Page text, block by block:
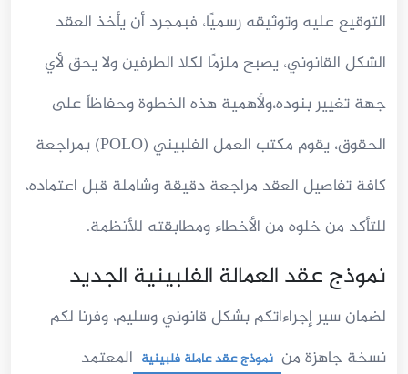
التوقيع عليه وتوثيقه رسميًا، فبمجرد أن يأخذ العقد
الشكل القانوني، يصبح ملزمًا لكلا الطرفين ولا يحق لأي
جهة تغيير بنوده،ولأهمية هذه الخطوة وحفاظاً على
الحقوق، يقوم مكتب العمل الفلبيني (POLO) بمراجعة
كافة تفاصيل العقد مراجعة دقيقة وشاملة قبل اعتماده،
للتأكد من خلوه من الأخطاء ومطابقته للأنظمة.
نموذج عقد العمالة الفلبينية الجديد
لضمان سير إجراءاتكم بشكل قانوني وسليم، وفرنا لكم
نسخة جاهزة من نموذج عقد عاملة فلبينية المعتمد